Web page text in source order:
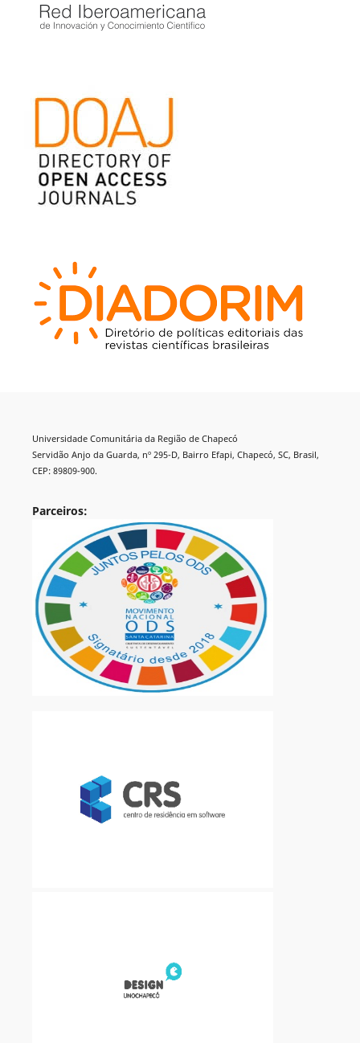
Universidade Comunitária da Região de Chapecó
Servidão Anjo da Guarda, nº 295-D, Bairro Efapi, Chapecó, SC, Brasil,
CEP: 89809-900.
Parceiros: